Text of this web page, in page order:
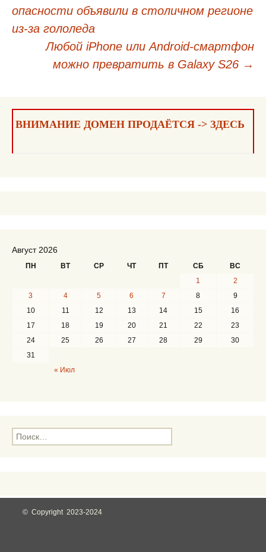
Навигация
по
записям
опасности объявили в столичном регионе
из-за гололеда
Любой iPhone или Android-смартфон
можно превратить в Galaxy S26 →
ВНИМАНИЕ ДОМЕН ПРОДАЁТСЯ -> ЗДЕСЬ
Август 2026
ПН ВТ СР ЧТ ПТ СБ ВС
« Июл
1
2
3
4 5 6 7 8
9
10
11 12 13 14 15
16
17
18 19 20 21 22
23
24
25 26 27 28 29
30
31
Н
а
:
© Copyright 2023-2024